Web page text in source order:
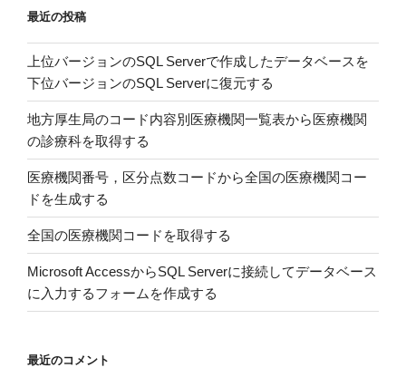
ー
メ
ン
バ
ー
の
死
ス
ク
に
及
断
宅
と
健
康
ガ
イ
ド
ラ
イ
ン
の
死
亡
率
す
最近の投稿
上位バージョンのSQL Serverで作成したデータベースを
下位バージョンのSQL Serverに復元する
地方厚生局のコード内容別医療機関一覧表から医療機関
の診療科を取得する
医療機関番号，区分点数コードから全国の医療機関コー
ドを生成する
全国の医療機関コードを取得する
Microsoft AccessからSQL Serverに接続してデータベース
に入力するフォームを作成する
最近のコメント